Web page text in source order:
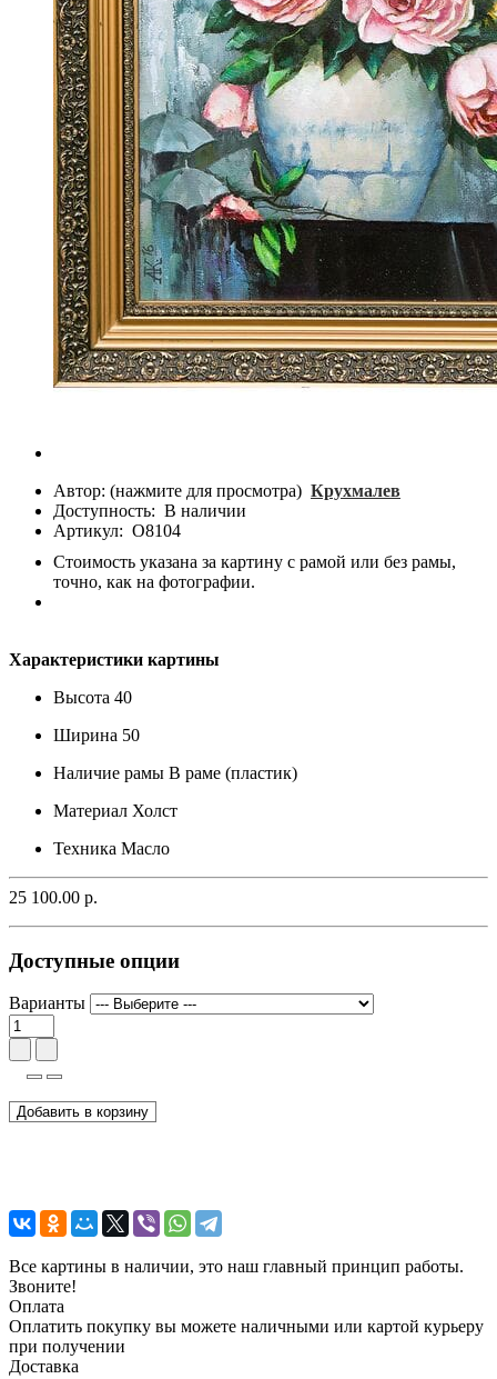
Автор: (нажмите для просмотра) Крухмалев
Доступность: В наличии
Артикул: О8104
Стоимость указана за картину с рамой или без рамы,
точно, как на фотографии.
Характеристики картины
Высота 40
Ширина 50
Наличие рамы В раме (пластик)
Материал Холст
Техника Масло
25 100.00 р.
Доступные опции
Варианты
Добавить в корзину
Все картины в наличии, это наш главный принцип работы.
Звоните!
Оплата
Оплатить покупку вы можете наличными или картой курьеру
при получении
Доставка